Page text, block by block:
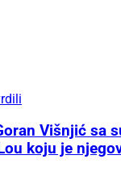
Višnjić sa
koju je